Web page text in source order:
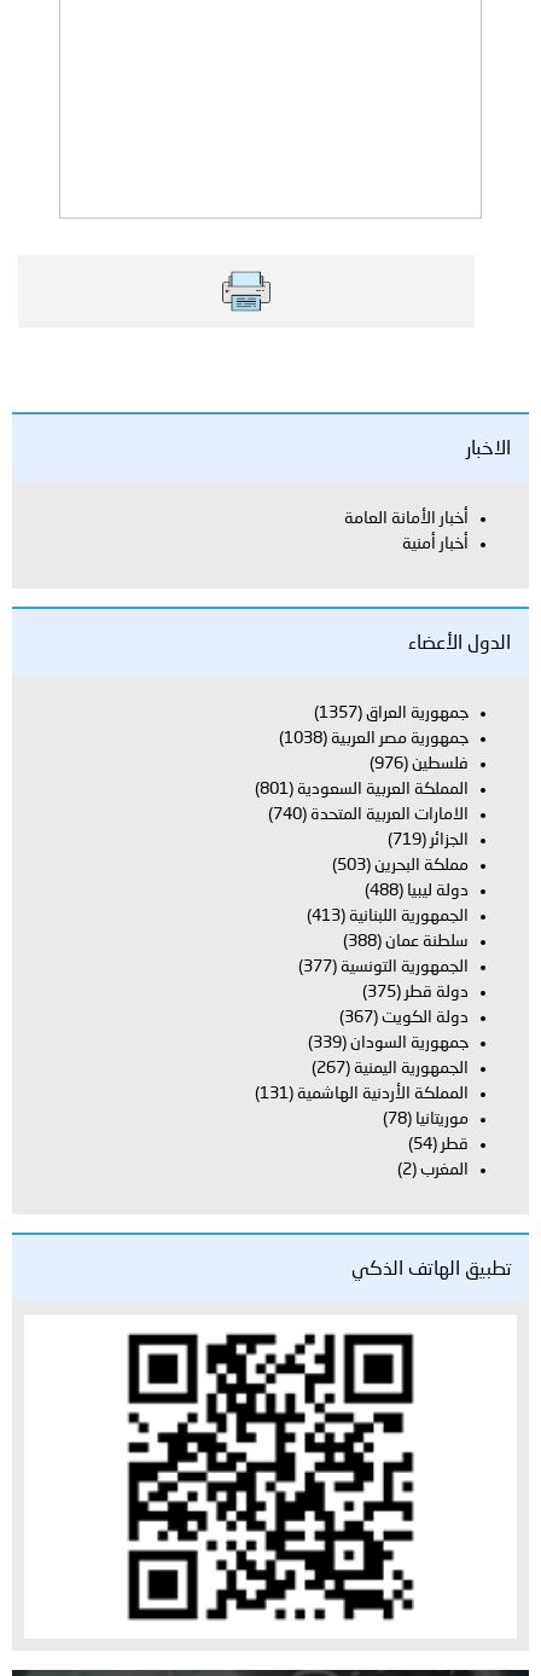
الاخبار
أخبار الأمانة العامة
أخبار أمنية
الدول الأعضاء
جمهورية العراق (1357)
جمهورية مصر العربية (1038)
فلسطين (976)
المملكة العربية السعودية (801)
الامارات العربية المتحدة (740)
الجزائر (719)
مملكة البحرين (503)
دولة ليبيا (488)
الجمهورية اللبنانية (413)
سلطنة عمان (388)
الجمهورية التونسية (377)
دولة قطر (375)
دولة الكويت (367)
جمهورية السودان (339)
الجمهورية اليمنية (267)
المملكة الأردنية الهاشمية (131)
موريتانيا (78)
قطر (54)
المغرب (2)
تطبيق الهاتف الذكي